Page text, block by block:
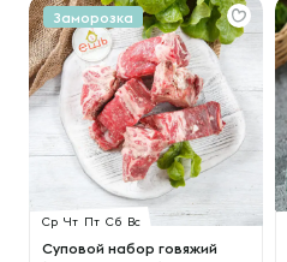
Заморозка
Ср Чт Пт Сб Вс
Суповой набор говяжий